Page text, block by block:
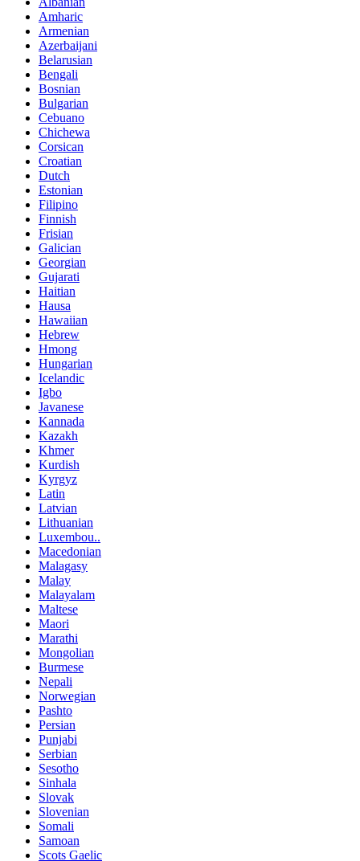
Amharic
Armenian
Azerbaijani
Belarusian
Bengali
Bosnian
Bulgarian
Cebuano
Chichewa
Corsican
Croatian
Dutch
Estonian
Filipino
Finnish
Frisian
Galician
Georgian
Gujarati
Haitian
Hausa
Hawaiian
Hebrew
Hmong
Hungarian
Icelandic
Igbo
Javanese
Kannada
Kazakh
Khmer
Kurdish
Kyrgyz
Latin
Latvian
Lithuanian
Luxembou..
Macedonian
Malagasy
Malay
Malayalam
Maltese
Maori
Marathi
Mongolian
Burmese
Nepali
Norwegian
Pashto
Persian
Punjabi
Serbian
Sesotho
Sinhala
Slovak
Slovenian
Somali
Samoan
Scots Gaelic